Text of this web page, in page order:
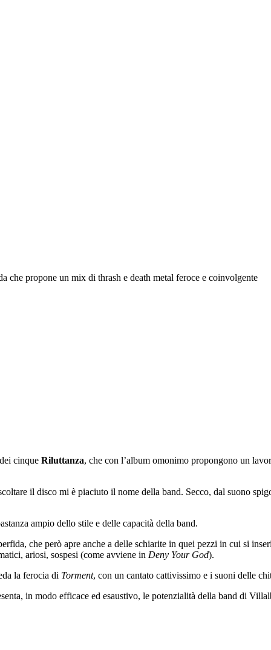
che propone un mix di thrash e death metal feroce e coinvolgente
cinque Riluttanza, che con l’album omonimo propongono un
il disco mi è piaciuto il nome della band. Secco, dal suono
ampio dello stile e delle capacità della band.
che però apre anche a delle schiarite in quei pezzi in cui si
ariosi, sospesi (come avviene in Deny Your God).
la ferocia di Torment, con un cantato cattivissimo e i suoni delle
in modo efficace ed esaustivo, le potenzialità della band di